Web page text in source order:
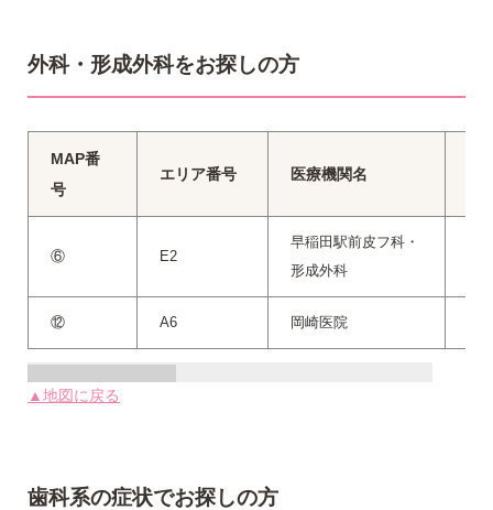
外科・形成外科をお探しの方
MAP番
号
エリア番号 医療機関名
⑥ E2
早稲田駅前皮フ科・
形成外科
⑫ A6 岡崎医院
▲地図に戻る
歯科系の症状でお探しの方